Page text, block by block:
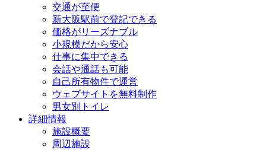
交通が至便
新大阪駅前で登記できる
価格がリーズナブル
小規模だから安心
仕事に集中できる
会話や通話も可能
自己所有物件で運営
ウェブサイトを無料制作
男女別トイレ
詳細情報
施設概要
周辺施設